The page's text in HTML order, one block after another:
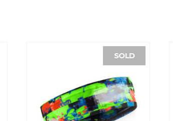
SOLD
READ MORE